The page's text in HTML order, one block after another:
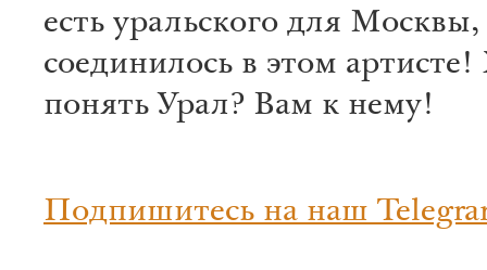
есть уральского для Москвы,
соединилось в этом артисте!
понять Урал? Вам к нему!
Подпишитесь на наш